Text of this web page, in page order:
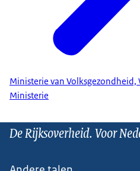
Ministerie van Volksgezondheid,
Ministerie
De Rijksoverheid. Voor